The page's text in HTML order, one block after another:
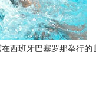
班牙巴塞罗那举行的